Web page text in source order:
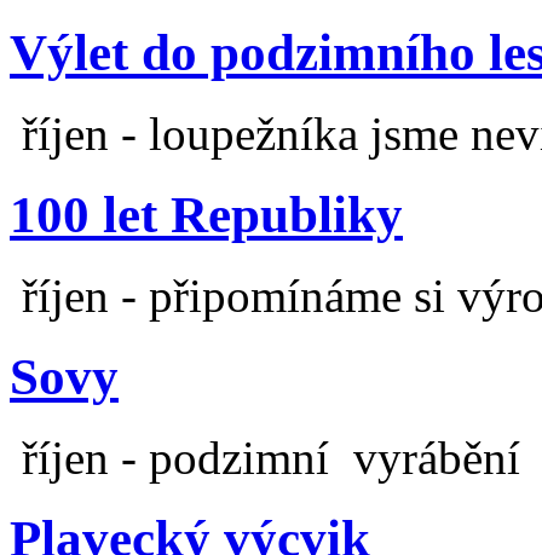
Výlet do podzimního
říjen - loupežníka jsme
100 let Republiky
říjen - připomínáme si
Sovy
říjen - podzimní vyrábění
Plavecký výcvik